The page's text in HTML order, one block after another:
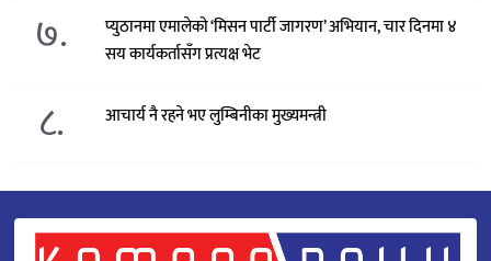
७.
प्युठानमा एमालेको ‘मिसन पार्टी जागरण’ अभियान, चार दिनमा ४
सय कार्यकर्तासँग प्रत्यक्ष भेट
८. आचार्य नै रहने भए लुम्बिनीका मुख्यमन्त्री